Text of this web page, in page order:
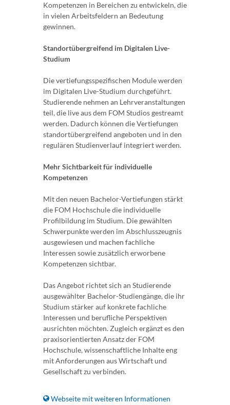
Kompetenzen in Bereichen zu entwickeln, die
in vielen Arbeitsfeldern an Bedeutung
gewinnen.
Standortübergreifend im Digitalen Live-
Studium
Die vertiefungsspezifischen Module werden
im Digitalen Live-Studium durchgeführt.
Studierende nehmen an Lehrveranstaltungen
teil, die live aus dem FOM Studios gestreamt
werden. Dadurch können die Vertiefungen
standortübergreifend angeboten und in den
regulären Studienverlauf integriert werden.
Mehr Sichtbarkeit für individuelle
Kompetenzen
Mit den neuen Bachelor-Vertiefungen stärkt
die FOM Hochschule die individuelle
Profilbildung im Studium. Die gewählten
Schwerpunkte werden im Abschlusszeugnis
ausgewiesen und machen fachliche
Interessen sowie zusätzlich erworbene
Kompetenzen sichtbar.
Das Angebot richtet sich an Studierende
ausgewählter Bachelor-Studiengänge, die ihr
Studium stärker auf konkrete fachliche
Interessen und berufliche Perspektiven
ausrichten möchten. Zugleich ergänzt es den
praxisorientierten Ansatz der FOM
Hochschule, wissenschaftliche Inhalte eng
mit Anforderungen aus Wirtschaft und
Gesellschaft zu verbinden.
Webseite mit weiteren Informationen